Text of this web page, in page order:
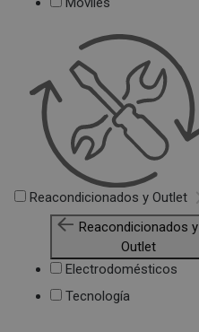
Reacondicionados y Outlet
Reacondicionados y
Outlet
Electrodomésticos
Tecnología